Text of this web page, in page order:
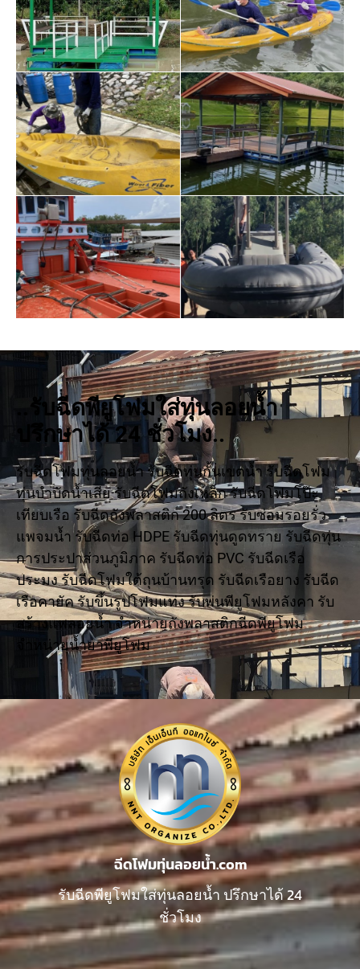
..รับฉีดพียูโฟมใส่ทุ่นลอยน้ำ
ปรึกษาได้ 24 ชั่วโมง..
รับฉีดโฟมทุ่นลอยน้ำ รับฉีดทุ่นกั้นเขตน้ำ รับฉีดโฟม
ทุ่นบำบัดน้ำเสีย รับฉีดโฟมถังเหล็ก รับฉีดโฟมโป๊ะ
เทียบเรือ รับฉีดถังพลาสติก 200 ลิตร รับซ่อมรอยรั่ว
แพจมน้ำ รับฉีดท่อ HDPE รับฉีดทุ่นดูดทราย รับฉีดทุ่น
การประปาส่วนภูมิภาค รับฉีดท่อ PVC รับฉีดเรือ
ประมง รับฉีดโฟมใต้ถุนบ้านทรุด รับฉีดเรือยาง รับฉีด
เรือคายัค รับขึ้นรูปโฟมแท่ง รับพ่นพียูโฟมหลังคา รับ
สร้างแพลอยน้ำ จำหน่ายถังพลาสติกฉีดพียูโฟม
จำหน่ายน้ำยาพียูโฟม
ฉีดโฟมทุ่นลอยน้ำ.com
รับฉีดพียูโฟมใส่ทุ่นลอยน้ำ ปรึกษาได้ 24
ชั่วโมง